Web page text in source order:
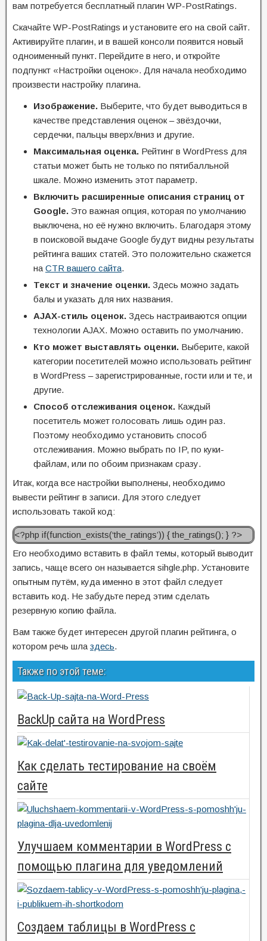
вам потребуется бесплатный плагин WP-PostRatings.
Скачайте WP-PostRatings и установите его на свой сайт.
Активируйте плагин, и в вашей консоли появится новый
одноименный пункт. Перейдите в него, и откройте
подпункт «Настройки оценок». Для начала необходимо
произвести настройку плагина.
Изображение. Выберите, что будет выводиться в
качестве представления оценок – звёздочки,
сердечки, пальцы вверх/вниз и другие.
Максимальная оценка. Рейтинг в WordPress для
статьи может быть не только по пятибалльной
шкале. Можно изменить этот параметр.
Включить расширенные описания страниц от
Google. Это важная опция, которая по умолчанию
выключена, но её нужно включить. Благодаря этому
в поисковой выдаче Google будут видны результаты
рейтинга ваших статей. Это положительно скажется
на CTR вашего сайта.
Текст и значение оценки. Здесь можно задать
балы и указать для них названия.
AJAX-стиль оценок. Здесь настраиваются опции
технологии AJAX. Можно оставить по умолчанию.
Кто может выставлять оценки. Выберите, какой
категории посетителей можно использовать рейтинг
в WordPress – зарегистрированные, гости или и те, и
другие.
Способ отслеживания оценок. Каждый
посетитель может голосовать лишь один раз.
Поэтому необходимо установить способ
отслеживания. Можно выбрать по IP, по куки-
файлам, или по обоим признакам сразу.
Итак, когда все настройки выполнены, необходимо
вывести рейтинг в записи. Для этого следует
использовать такой код:
<?php if(function_exists(‘the_ratings’)) { the_ratings(); } ?>
Его необходимо вставить в файл темы, который выводит
запись, чаще всего он называется sihgle.php. Установите
опытным путём, куда именно в этот файл следует
вставить код. Не забудьте перед этим сделать
резервную копию файла.
Вам также будет интересен другой плагин рейтинга, о
котором речь шла здесь.
Также по этой теме:
BackUp сайта на WordPress
Как сделать тестирование на своём
сайте
Улучшаем комментарии в WordPress с
помощью плагина для уведомлений
Создаем таблицы в WordPress с